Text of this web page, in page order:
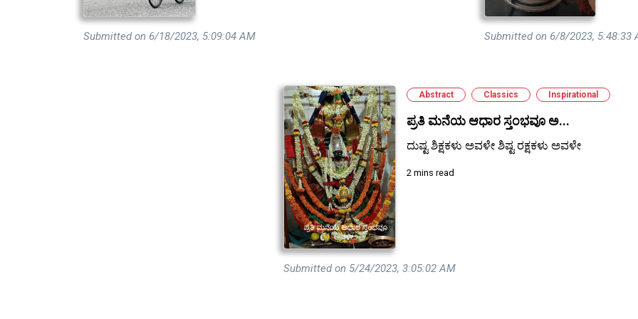
Submitted on 6/18/2023, 5:09:04 AM Submitted on 6/8/2023, 5:48:33
Abstract Classics Inspirational
ಪ್ರತಿ ಮನೆಯ ಆಧಾರ ಸ್ತಂಭವೂ ಅ...
ದುಷ್ಟ ಶಿಕ್ಷಕಳು ಅವಳೇ ಶಿಷ್ಟ ರಕ್ಷಕಳು ಅವಳೇ
2 mins read
Submitted on 5/24/2023, 3:05:02 AM